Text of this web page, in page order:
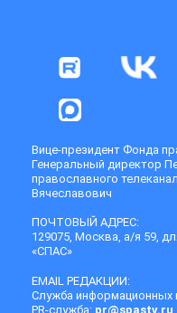
Вице-президент Фонда
Генеральный директор
православного
Вячеславович
ПОЧТОВЫЙ АДРЕС:
129075, Москва, а/я 59,
«СПАС»
EMAIL РЕДАКЦИИ:
Служба информационных
PR-служба: pr@spastv.ru